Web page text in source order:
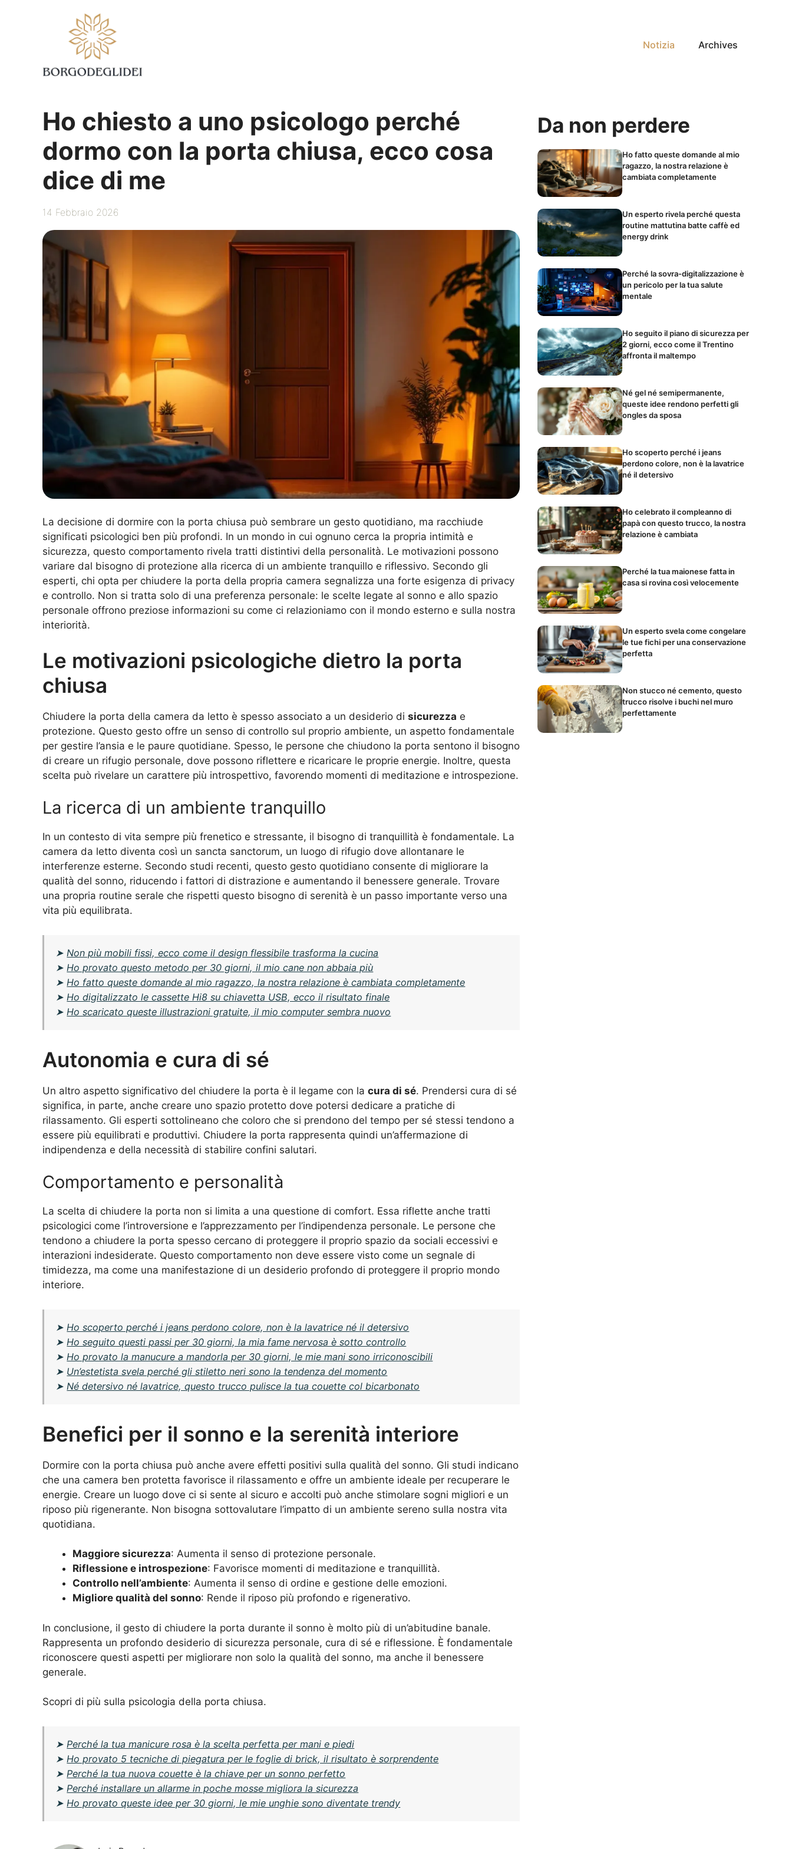
Notizia Archives
Ho chiesto a uno psicologo perché
dormo con la porta chiusa, ecco cosa
dice di me
14 Febbraio 2026
La decisione di dormire con la porta chiusa può sembrare un gesto quotidiano, ma racchiude
significati psicologici ben più profondi. In un mondo in cui ognuno cerca la propria intimità e
sicurezza, questo comportamento rivela tratti distintivi della personalità. Le motivazioni possono
variare dal bisogno di protezione alla ricerca di un ambiente tranquillo e riflessivo. Secondo gli
esperti, chi opta per chiudere la porta della propria camera segnalizza una forte esigenza di privacy
e controllo. Non si tratta solo di una preferenza personale: le scelte legate al sonno e allo spazio
personale offrono preziose informazioni su come ci relazioniamo con il mondo esterno e sulla nostra
interiorità.
Le motivazioni psicologiche dietro la porta
chiusa
Chiudere la porta della camera da letto è spesso associato a un desiderio di sicurezza e
protezione. Questo gesto offre un senso di controllo sul proprio ambiente, un aspetto fondamentale
per gestire l’ansia e le paure quotidiane. Spesso, le persone che chiudono la porta sentono il bisogno
di creare un rifugio personale, dove possono riflettere e ricaricare le proprie energie. Inoltre, questa
scelta può rivelare un carattere più introspettivo, favorendo momenti di meditazione e introspezione.
La ricerca di un ambiente tranquillo
In un contesto di vita sempre più frenetico e stressante, il bisogno di tranquillità è fondamentale. La
camera da letto diventa così un sancta sanctorum, un luogo di rifugio dove allontanare le
interferenze esterne. Secondo studi recenti, questo gesto quotidiano consente di migliorare la
qualità del sonno, riducendo i fattori di distrazione e aumentando il benessere generale. Trovare
una propria routine serale che rispetti questo bisogno di serenità è un passo importante verso una
vita più equilibrata.
➤ Non più mobili fissi, ecco come il design flessibile trasforma la cucina
➤ Ho provato questo metodo per 30 giorni, il mio cane non abbaia più
➤ Ho fatto queste domande al mio ragazzo, la nostra relazione è cambiata completamente
➤ Ho digitalizzato le cassette Hi8 su chiavetta USB, ecco il risultato finale
➤ Ho scaricato queste illustrazioni gratuite, il mio computer sembra nuovo
Autonomia e cura di sé
Un altro aspetto significativo del chiudere la porta è il legame con la cura di sé. Prendersi cura di sé
significa, in parte, anche creare uno spazio protetto dove potersi dedicare a pratiche di
rilassamento. Gli esperti sottolineano che coloro che si prendono del tempo per sé stessi tendono a
essere più equilibrati e produttivi. Chiudere la porta rappresenta quindi un’affermazione di
indipendenza e della necessità di stabilire confini salutari.
Comportamento e personalità
La scelta di chiudere la porta non si limita a una questione di comfort. Essa riflette anche tratti
psicologici come l’introversione e l’apprezzamento per l’indipendenza personale. Le persone che
tendono a chiudere la porta spesso cercano di proteggere il proprio spazio da sociali eccessivi e
interazioni indesiderate. Questo comportamento non deve essere visto come un segnale di
timidezza, ma come una manifestazione di un desiderio profondo di proteggere il proprio mondo
interiore.
➤ Ho scoperto perché i jeans perdono colore, non è la lavatrice né il detersivo
➤ Ho seguito questi passi per 30 giorni, la mia fame nervosa è sotto controllo
➤ Ho provato la manucure a mandorla per 30 giorni, le mie mani sono irriconoscibili
➤ Un’estetista svela perché gli stiletto neri sono la tendenza del momento
➤ Né detersivo né lavatrice, questo trucco pulisce la tua couette col bicarbonato
Benefici per il sonno e la serenità interiore
Dormire con la porta chiusa può anche avere effetti positivi sulla qualità del sonno. Gli studi indicano
che una camera ben protetta favorisce il rilassamento e offre un ambiente ideale per recuperare le
energie. Creare un luogo dove ci si sente al sicuro e accolti può anche stimolare sogni migliori e un
riposo più rigenerante. Non bisogna sottovalutare l’impatto di un ambiente sereno sulla nostra vita
quotidiana.
Maggiore sicurezza: Aumenta il senso di protezione personale.
Riflessione e introspezione: Favorisce momenti di meditazione e tranquillità.
Controllo nell’ambiente: Aumenta il senso di ordine e gestione delle emozioni.
Migliore qualità del sonno: Rende il riposo più profondo e rigenerativo.
In conclusione, il gesto di chiudere la porta durante il sonno è molto più di un’abitudine banale.
Rappresenta un profondo desiderio di sicurezza personale, cura di sé e riflessione. È fondamentale
riconoscere questi aspetti per migliorare non solo la qualità del sonno, ma anche il benessere
generale.
Scopri di più sulla psicologia della porta chiusa.
➤Perché la tua manicure rosa è la scelta perfetta per mani e piedi
➤Ho provato 5 tecniche di piegatura per le foglie di brick, il risultato è sorprendente
➤Perché la tua nuova couette è la chiave per un sonno perfetto
➤Perché installare un allarme in poche mosse migliora la sicurezza
➤Ho provato queste idee per 30 giorni, le mie unghie sono diventate trendy
Da non perdere
Ho fatto queste domande al mio
ragazzo, la nostra relazione è
cambiata completamente
Un esperto rivela perché questa
routine mattutina batte caffè ed
energy drink
Perché la sovra-digitalizzazione è
un pericolo per la tua salute
mentale
Ho seguito il piano di sicurezza per
2 giorni, ecco come il Trentino
affronta il maltempo
Né gel né semipermanente,
queste idee rendono perfetti gli
ongles da sposa
Ho scoperto perché i jeans
perdono colore, non è la lavatrice
né il detersivo
Ho celebrato il compleanno di
papà con questo trucco, la nostra
relazione è cambiata
Perché la tua maionese fatta in
casa si rovina così velocemente
Un esperto svela come congelare
le tue fichi per una conservazione
perfetta
Non stucco né cemento, questo
trucco risolve i buchi nel muro
perfettamente